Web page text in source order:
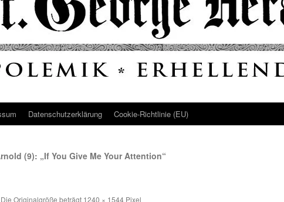
Datenschutz­erklärung Cookie-Richtlinie (EU)
(9): „If You Give Me Your Attention“
Die Originalgröße beträgt 1240 × 1544 Pixel